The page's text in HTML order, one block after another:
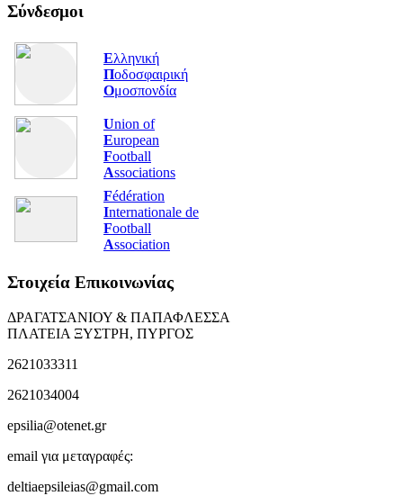
Σύνδεσμοι
Ελληνική
Ποδοσφαιρική
Ομοσπονδία
Union of
European
Football
Associations
Fédération
Internationale de
Football
Association
Στοιχεία Επικοινωνίας
ΔΡΑΓΑΤΣΑΝΙΟΥ & ΠΑΠΑΦΛΕΣΣΑ
ΠΛΑΤΕΙΑ ΞΥΣΤΡΗ, ΠΥΡΓΟΣ
2621033311
2621034004
epsilia@otenet.gr
email για μεταγραφές:
deltiaepsileias@gmail.com